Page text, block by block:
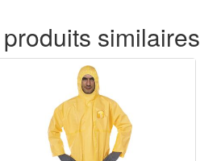
similaires